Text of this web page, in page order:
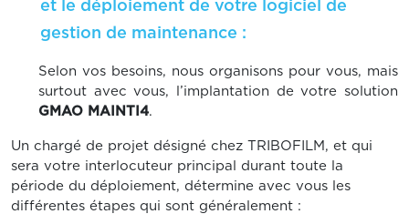
et le déploiement de votre logiciel de
gestion de maintenance :
Selon vos besoins, nous organisons pour vous, mais
surtout avec vous, l’implantation de votre solution
GMAO MAINTI4.
Un chargé de projet désigné chez TRIBOFILM, et qui
sera votre interlocuteur principal durant toute la
période du déploiement, détermine avec vous les
différentes étapes qui sont généralement :